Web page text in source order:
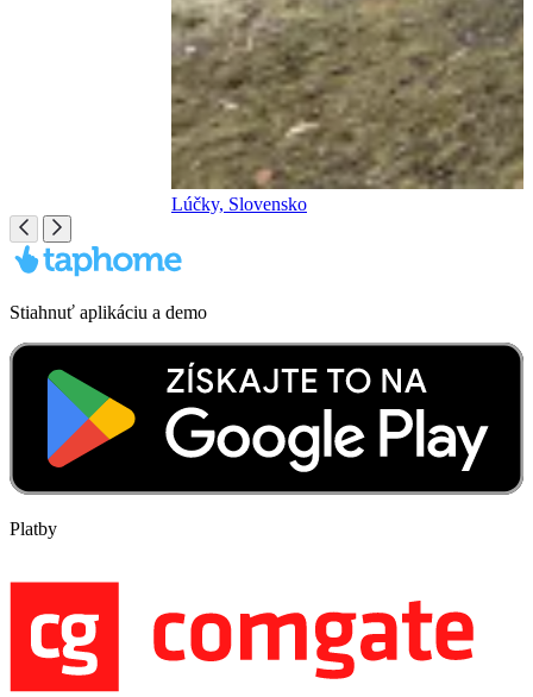
Lúčky, Slovensko
Stiahnuť aplikáciu a demo
Platby